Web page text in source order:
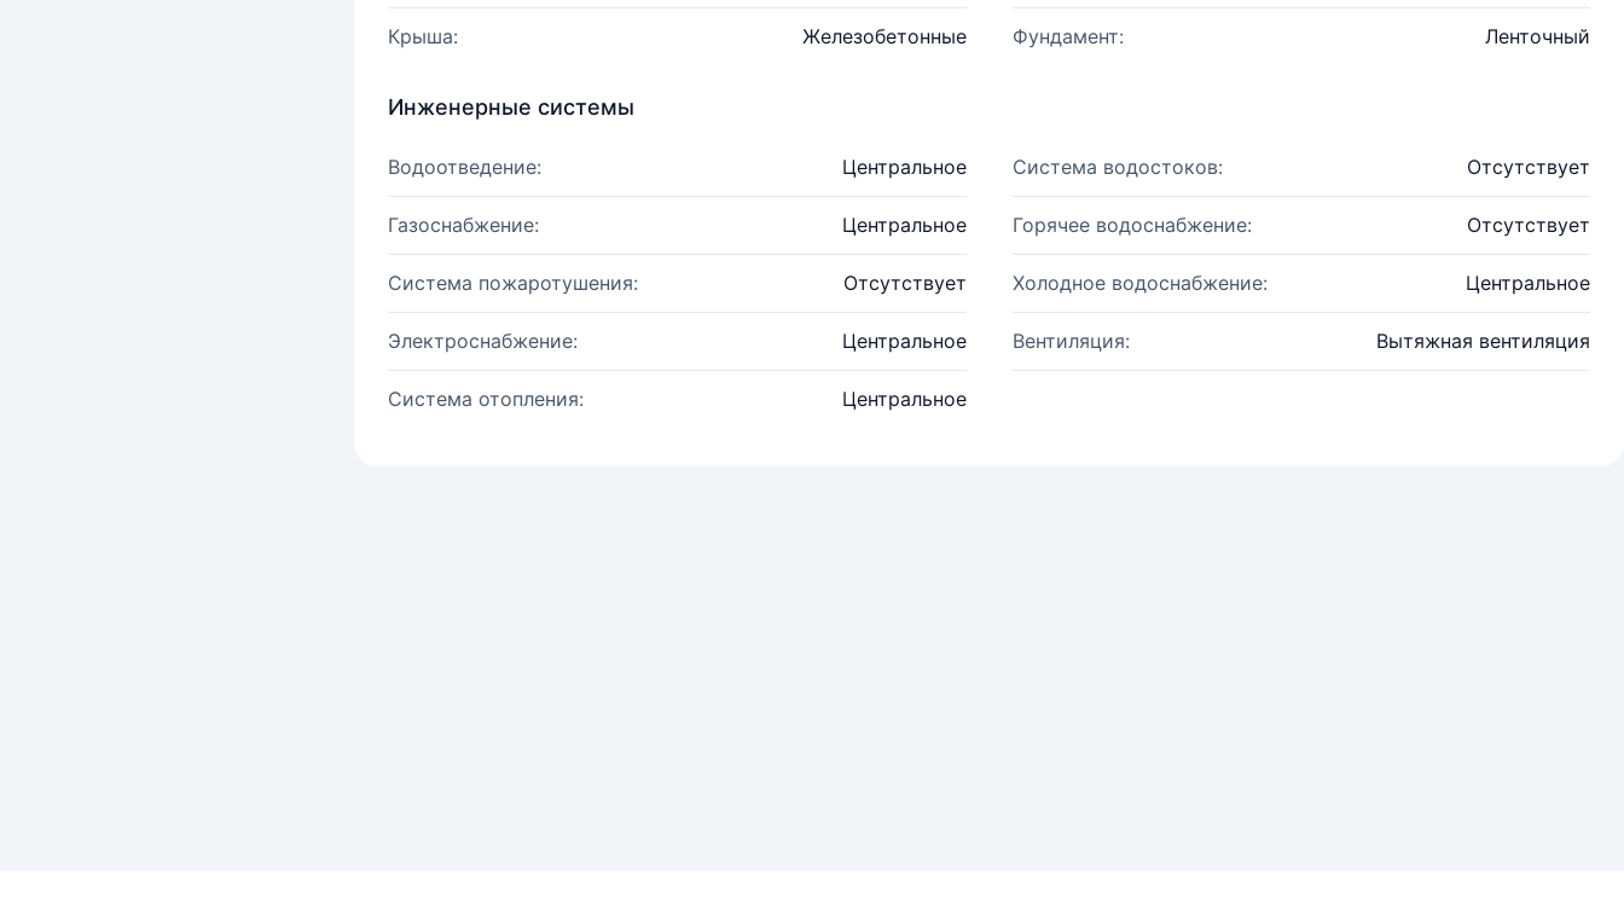
Крыша: Железобетонные Фундамент: Ленточный
Инженерные системы
Водоотведение: Центральное Система водостоков: Отсутствует
Газоснабжение: Центральное Горячее водоснабжение: Отсутствует
Система пожаротушения: Отсутствует Холодное водоснабжение: Центральное
Электроснабжение: Центральное Вентиляция: Вытяжная вентиляция
Система отопления: Центральное